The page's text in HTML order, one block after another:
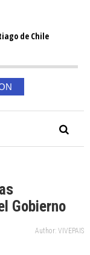
de Chile
Gobierno
Author: VIVEPAIS